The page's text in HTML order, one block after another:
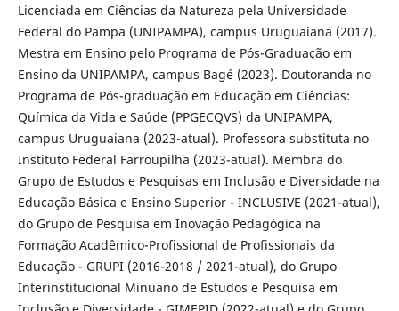
Licenciada em Ciências da Natureza pela Universidade
Federal do Pampa (UNIPAMPA), campus Uruguaiana (2017).
Mestra em Ensino pelo Programa de Pós-Graduação em
Ensino da UNIPAMPA, campus Bagé (2023). Doutoranda no
Programa de Pós-graduação em Educação em Ciências:
Química da Vida e Saúde (PPGECQVS) da UNIPAMPA,
campus Uruguaiana (2023-atual). Professora substituta no
Instituto Federal Farroupilha (2023-atual). Membra do
Grupo de Estudos e Pesquisas em Inclusão e Diversidade na
Educação Básica e Ensino Superior - INCLUSIVE (2021-atual),
do Grupo de Pesquisa em Inovação Pedagógica na
Formação Acadêmico-Profissional de Profissionais da
Educação - GRUPI (2016-2018 / 2021-atual), do Grupo
Interinstitucional Minuano de Estudos e Pesquisa em